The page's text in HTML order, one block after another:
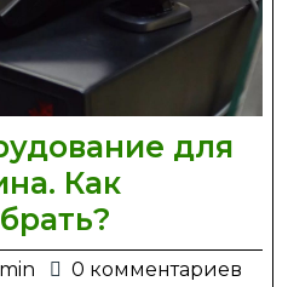
для
Как
admin
0 комментариев